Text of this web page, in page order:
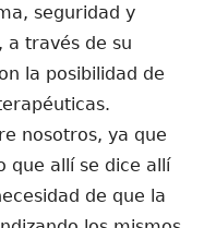
seguridad y
a través de su
la posibilidad de
nosotros, ya que
que allí se dice allí
de que la